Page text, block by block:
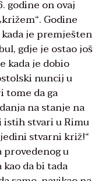
godine on ovaj
Godine
je premješten
gdje je ostao još
kada je dobio
nuncij u
tome da ga
na stanje na
stvari u Rimu
stvarni križ!“
u
da bi tada